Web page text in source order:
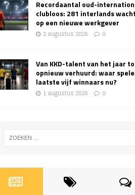
Recordaantal oud-
clubloos: 281 interlands
op een nieuwe werkgever
2 augustus 2026 0
Van KKD-talent van het jaar
opnieuw verhuurd: waar
laatste vijf winnaars nu?
1 augustus 2026 0